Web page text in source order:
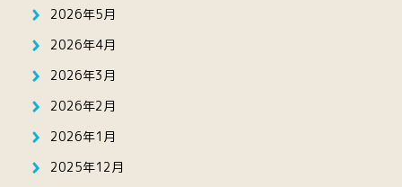
2026年5月
2026年4月
2026年3月
2026年2月
2026年1月
2025年12月